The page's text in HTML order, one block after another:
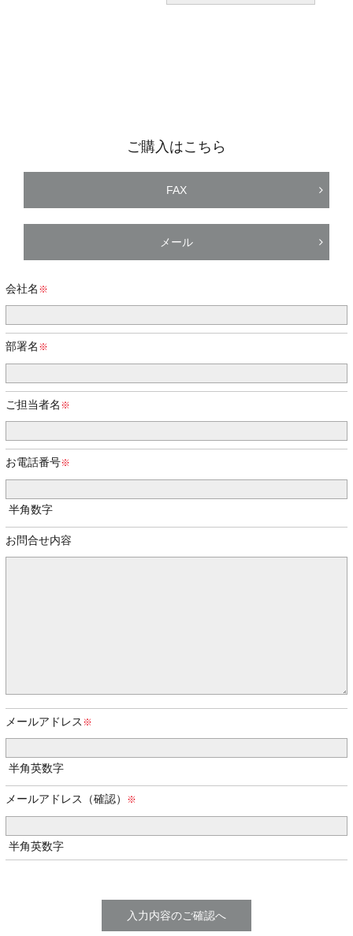
ご購入はこちら
FAX
メール
会社名
部署名
ご担当者名
お電話番号
半角数字
お問合せ内容
メールアドレス
半角英数字
メールアドレス（確認）
半角英数字